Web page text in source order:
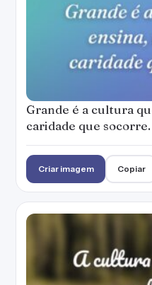
Grande é a cultura
caridade que socorre.
Criar imagem Copiar